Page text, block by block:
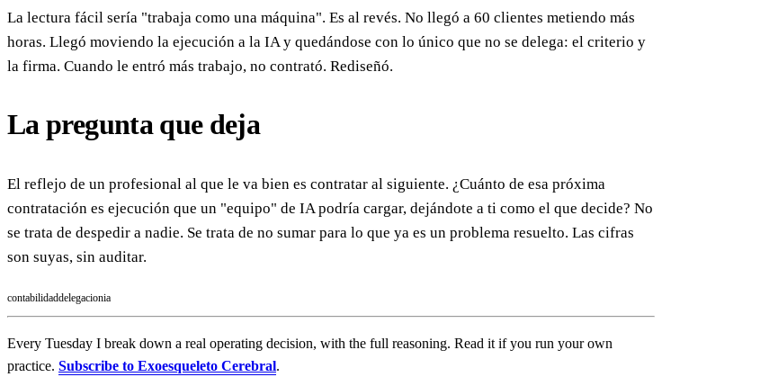
La lectura fácil sería "trabaja como una máquina". Es al revés. No llegó a 60 clientes metiendo más
horas. Llegó moviendo la ejecución a la IA y quedándose con lo único que no se delega: el criterio y
la firma. Cuando le entró más trabajo, no contrató. Rediseñó.
La pregunta que deja
El reflejo de un profesional al que le va bien es contratar al siguiente. ¿Cuánto de esa próxima
contratación es ejecución que un "equipo" de IA podría cargar, dejándote a ti como el que decide? No
se trata de despedir a nadie. Se trata de no sumar para lo que ya es un problema resuelto. Las cifras
son suyas, sin auditar.
contabilidaddelegacionia
Every Tuesday I break down a real operating decision, with the full reasoning. Read it if you run your own
practice. Subscribe to Exoesqueleto Cerebral.